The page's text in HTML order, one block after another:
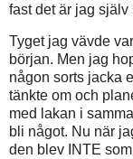
fast det är jag själv
Tyget jag vävde
början. Men jag
någon sorts jacka
tänkte om och
med lakan i
bli något. Nu när
den blev INTE